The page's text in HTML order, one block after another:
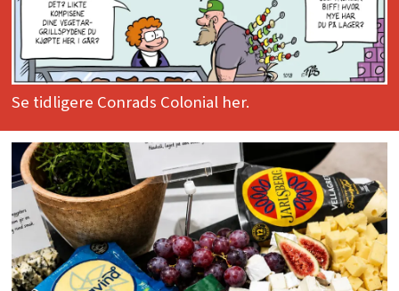
Se tidligere Conrads Colonial her.